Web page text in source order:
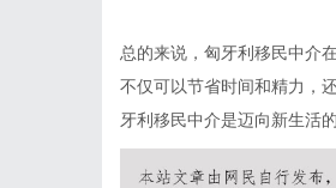
总的来说，匈牙利移民中介
不仅可以节省时间和精力，
牙利移民中介是迈向新生活